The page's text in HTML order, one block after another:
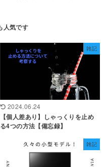
雑記
2024.06.24
【個人差あり】しゃっくりを止め
る4つの方法【備忘録】
雑記